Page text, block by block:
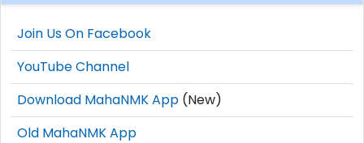
Join Us On Facebook
YouTube Channel
Download MahaNMK App (New)
Old MahaNMK App